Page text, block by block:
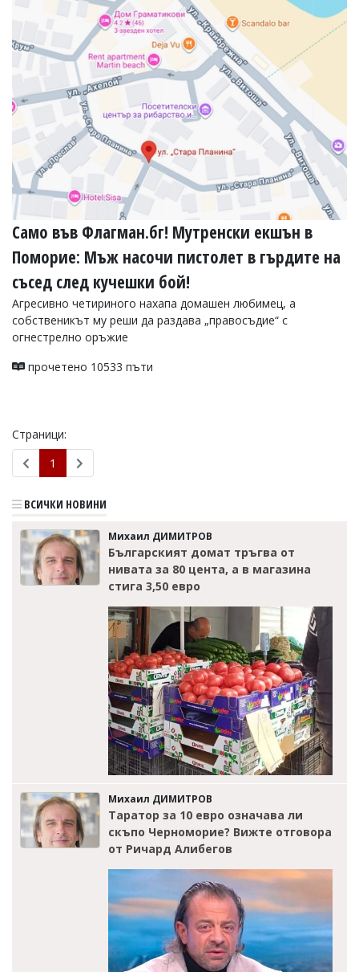
РАЗСЛЕДВАНЕ
ЮГ
Управители:
Веселин
Василев,
email:
v.vasilev@flagman.bg
Катя
Касабова,
Главен
редактор:
Иван
Колев,
email:
office@flagman.bg
Коментарите
въвеждат
от
читателите
и
не
отговорност
тях!
Ако
Само във Флагман.бг! Мутренски екшън в
Поморие: Мъж насочи пистолет в гърдите на
съсед след кучешки бой!
Агресивно четириного нахапа домашен любимец, а
собственикът му реши да раздава „правосъдие“ с
огнестрелно оръжие
прочетено 10533 пъти
Страници:
1
ВСИЧКИ НОВИНИ
Михаил ДИМИТРОВ
Българският домат тръгва от
нивата за 80 цента, а в магазина
стига 3,50 евро
Михаил ДИМИТРОВ
Таратор за 10 евро означава ли
скъпо Черноморие? Вижте отговора
от Ричард Алибегов